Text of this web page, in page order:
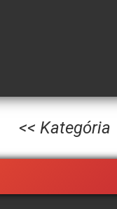
<< Kategória